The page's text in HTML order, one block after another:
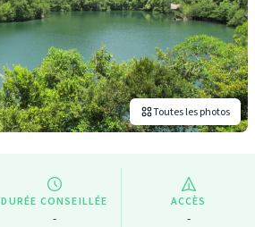
Toutes les photos
DURÉE CONSEILLÉE
-
ACCÈS
-